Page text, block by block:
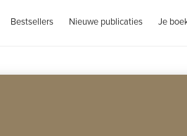
Bestsellers Nieuwe publicaties Je